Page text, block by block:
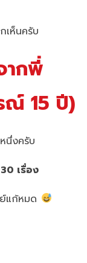
เห็นครับ
ากพี่
ณ์ 15 ปี)
นึ่งครับ
30 เรื่อง
แก้หมด